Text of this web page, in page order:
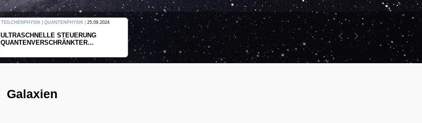
THERMODYNAMIK | WELLENLEHRE |23.09.2024
FORSCHER ERZEUGEN
EINDIMENSIONALES GAS AUS LICHT
Previous
Next
Galaxien